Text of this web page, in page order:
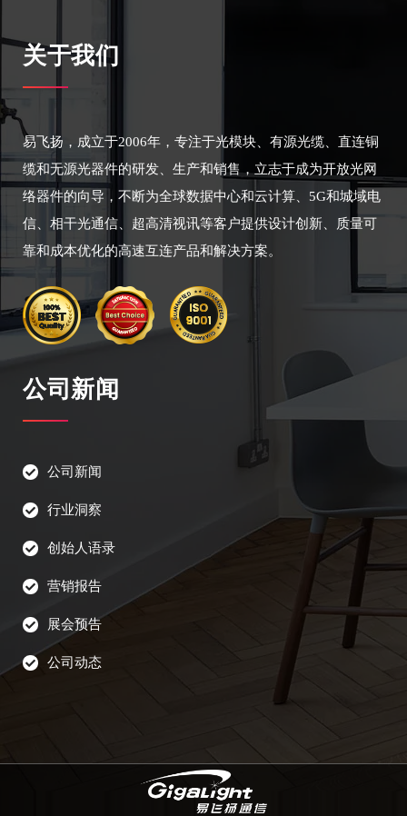
关于我们
易飞扬，成立于2006年，专注于光模块、有源光缆、直连铜
缆和无源光器件的研发、生产和销售，立志于成为开放光网
络器件的向导，不断为全球数据中心和云计算、5G和城域电
信、相干光通信、超高清视讯等客户提供设计创新、质量可
靠和成本优化的高速互连产品和解决方案。
公司新闻
公司新闻
行业洞察
创始人语录
营销报告
展会预告
公司动态